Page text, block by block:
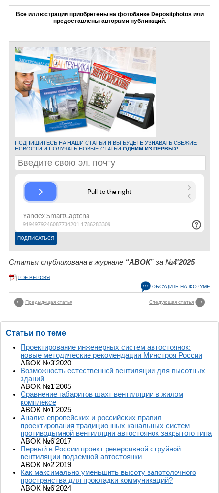
Все иллюстрации приобретены на фотобанке Depositphotos или
предоставлены авторами публикаций.
ПОДПИШИТЕСЬ НА НАШИ СТАТЬИ И ВЫ БУДЕТЕ УЗНАВАТЬ СВЕЖИЕ
НОВОСТИ И ПОЛУЧАТЬ НОВЫЕ СТАТЬИ ОДНИМ ИЗ ПЕРВЫХ!
Статья опубликована в журнале “АВОК” за №4'2025
PDF ВЕРСИЯ
ОБСУДИТЬ НА ФОРУМЕ
Предыдущая статья Следующая статья
Статьи по теме
Проектирование инженерных систем автостоянок:
новые методические рекомендации Минстроя России
АВОК №3'2020
Возможность естественной вентиляции для высотных
зданий
АВОК №1'2005
Сравнение габаритов шахт вентиляции в жилом
комплексе
АВОК №1'2025
Анализ европейских и российских правил
проектирования традиционных канальных систем
противодымной вентиляции автостоянок закрытого типа
АВОК №6'2017
Первый в России проект реверсивной струйной
вентиляции подземной автостоянки
АВОК №2'2019
Как максимально уменьшить высоту запотолочного
пространства для прокладки коммуникаций?
АВОК №6'2024